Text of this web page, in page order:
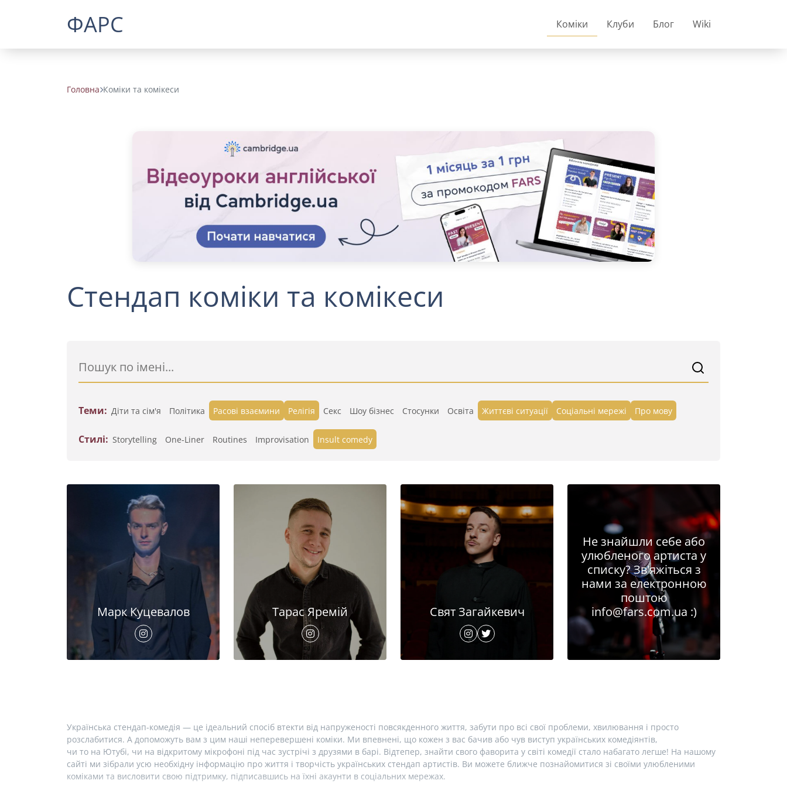
ФАРС Коміки Клуби Блог Wiki
Головна Коміки та комікеси
Стендап коміки та комікеси
Теми: Діти та сім'я Політика Расові взаємини Релігія Секс Шоу бізнес Стосунки Освіта Життєві ситуації Cоціальні мережі Про мову
Стилі: Storytelling One-Liner Routines Improvisation Insult comedy
Марк Куцевалов Тарас Яремій Свят Загайкевич
Не знайшли себе або
улюбленого артиста у
списку? Зв'яжіться з
нами за електронною
поштою
info@fars.com.ua :)
Українська стендап-комедія — це ідеальний спосіб втекти від напруженості повсякденного життя, забути про всі свої проблеми, хвилювання і просто
розслабитися. А допоможуть вам з цим наші неперевершені коміки. Ми впевнені, що кожен з вас бачив або чув виступ українських комедіянтів,
чи то на Ютубі, чи на відкритому мікрофоні під час зустрічі з друзями в барі. Відтепер, знайти свого фаворита у світі комедії стало набагато легше! На нашому
сайті ми зібрали усю необхідну інформацію про життя і творчість українських стендап артистів. Ви можете ближче познайомитися зі своїми улюбленими
коміками та висловити свою підтримку, підписавшись на їхні акаунти в соціальних мережах.